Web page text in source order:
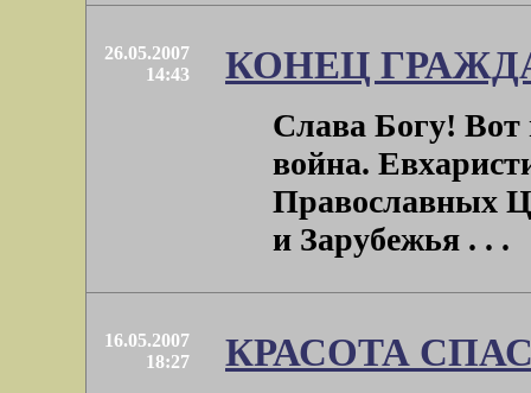
26.05.2007
14:43
КОНЕЦ
Слава Богу!
война.
Православных
и Зарубежья . . .
16.05.2007
18:27
КРАСОТА